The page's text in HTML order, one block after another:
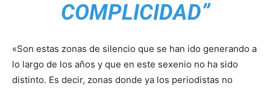
COMPLICIDAD”
«Son estas zonas de silencio que se han ido generando a
lo largo de los años y que en este sexenio no ha sido
distinto. Es decir, zonas donde ya los periodistas no